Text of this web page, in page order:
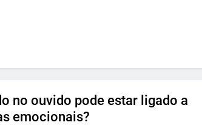
no ouvido pode estar ligado a
emocionais?